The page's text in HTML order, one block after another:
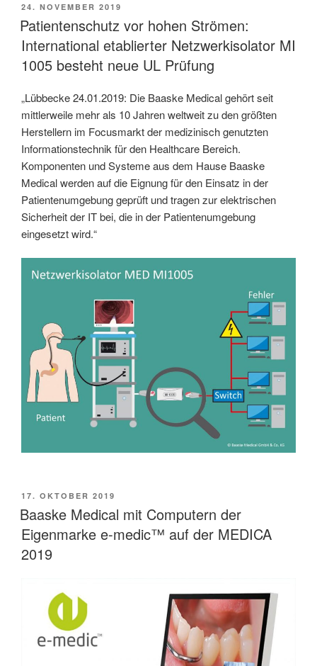
VERÖFFENTLICHT
AM
24. NOVEMBER 2019
Patientenschutz vor hohen Strömen:
International etablierter Netzwerkisolator MI
1005 besteht neue UL Prüfung
„Lübbecke 24.01.2019: Die Baaske Medical gehört seit
mittlerweile mehr als 10 Jahren weltweit zu den größten
Herstellern im Focusmarkt der medizinisch genutzten
Informationstechnik für den Healthcare Bereich.
Komponenten und Systeme aus dem Hause Baaske
Medical werden auf die Eignung für den Einsatz in der
Patientenumgebung geprüft und tragen zur elektrischen
Sicherheit der IT bei, die in der Patientenumgebung
eingesetzt wird.“
VERÖFFENTLICHT
AM
17. OKTOBER 2019
Baaske Medical mit Computern der
Eigenmarke e-medic™ auf der MEDICA
2019